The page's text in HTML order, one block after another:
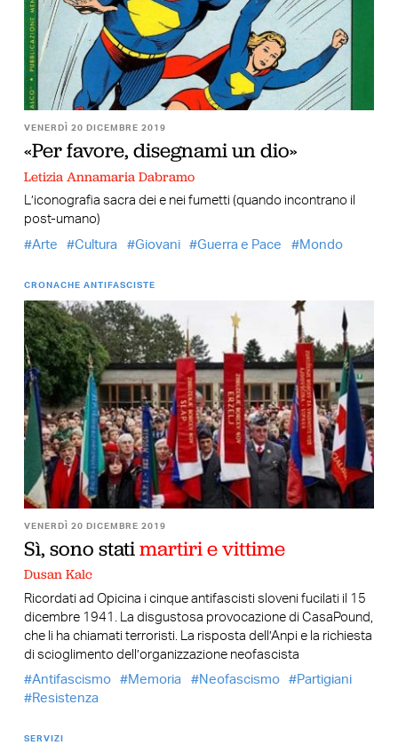
VENERDÌ 20 DICEMBRE 2019
«Per favore, disegnami un dio»
Letizia Annamaria Dabramo
L’iconografia sacra dei e nei fumetti (quando incontrano il
post-umano)
Arte
Cultura Giovani Guerra e Pace Mondo
CRONACHE ANTIFASCISTE
VENERDÌ 20 DICEMBRE 2019
Sì, sono statimartiri e vittime
Dusan Kalc
Ricordati ad Opicina i cinque antifascisti sloveni fucilati il 15
dicembre 1941. La disgustosa provocazione di CasaPound,
che li ha chiamati terroristi. La risposta dell’Anpi e la richiesta
di scioglimento dell’organizzazione neofascista
Antifascismo
Memoria Neofascismo
Partigiani
Resistenza
SERVIZI